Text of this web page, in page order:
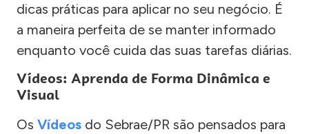
dicas práticas para aplicar no seu negócio. É
a maneira perfeita de se manter informado
enquanto você cuida das suas tarefas diárias.
Vídeos: Aprenda de Forma Dinâmica e
Visual
Os Vídeos do Sebrae/PR são pensados para